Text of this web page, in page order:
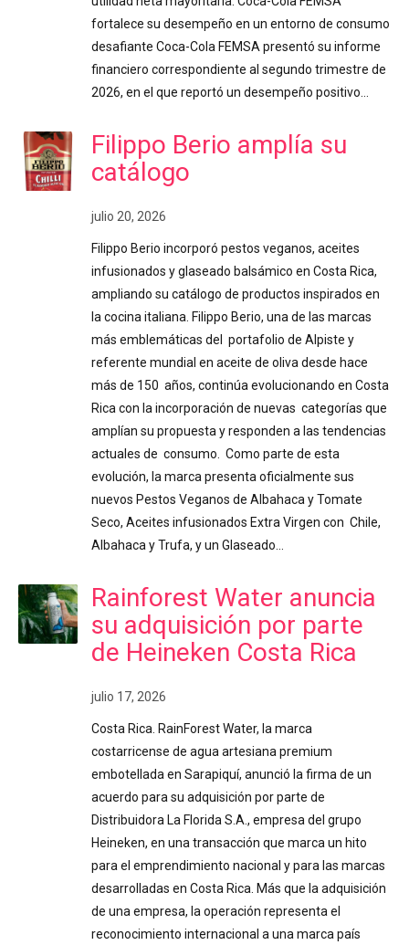
fortalece su desempeño en un entorno de consumo
desafiante Coca-Cola FEMSA presentó su informe
financiero correspondiente al segundo trimestre de
2026, en el que reportó un desempeño positivo…
Filippo Berio amplía su
catálogo
julio 20, 2026
Filippo Berio incorporó pestos veganos, aceites
infusionados y glaseado balsámico en Costa Rica,
ampliando su catálogo de productos inspirados en
la cocina italiana. Filippo Berio, una de las marcas
más emblemáticas del portafolio de Alpiste y
referente mundial en aceite de oliva desde hace
más de 150 años, continúa evolucionando en Costa
Rica con la incorporación de nuevas categorías que
amplían su propuesta y responden a las tendencias
actuales de consumo. Como parte de esta
evolución, la marca presenta oficialmente sus
nuevos Pestos Veganos de Albahaca y Tomate
Seco, Aceites infusionados Extra Virgen con Chile,
Albahaca y Trufa, y un Glaseado…
Rainforest Water anuncia
su adquisición por parte
de Heineken Costa Rica
julio 17, 2026
Costa Rica. RainForest Water, la marca
costarricense de agua artesiana premium
embotellada en Sarapiquí, anunció la firma de un
acuerdo para su adquisición por parte de
Distribuidora La Florida S.A., empresa del grupo
Heineken, en una transacción que marca un hito
para el emprendimiento nacional y para las marcas
desarrolladas en Costa Rica. Más que la adquisición
de una empresa, la operación representa el
reconocimiento internacional a una marca país